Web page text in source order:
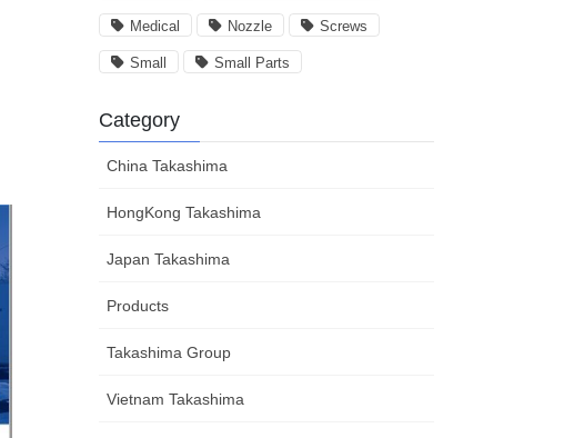
Medical Nozzle Screws
Small Small Parts
Category
China Takashima
HongKong Takashima
Japan Takashima
Products
Takashima Group
Vietnam Takashima